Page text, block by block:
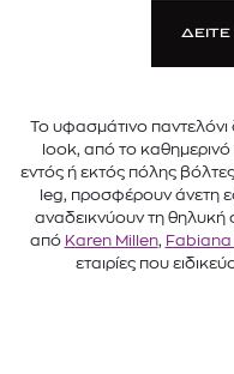
Το υφασμάτινο παντελόνι
look, από το καθημερινό
εντός ή εκτός πόλης
leg, προσφέρουν άνετη
αναδεικνύουν τη θηλυκή
από Karen Millen, Fabiana
εταιρίες που